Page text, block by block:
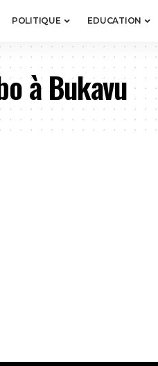
POLITIQUE EDUCATION
à Bukavu